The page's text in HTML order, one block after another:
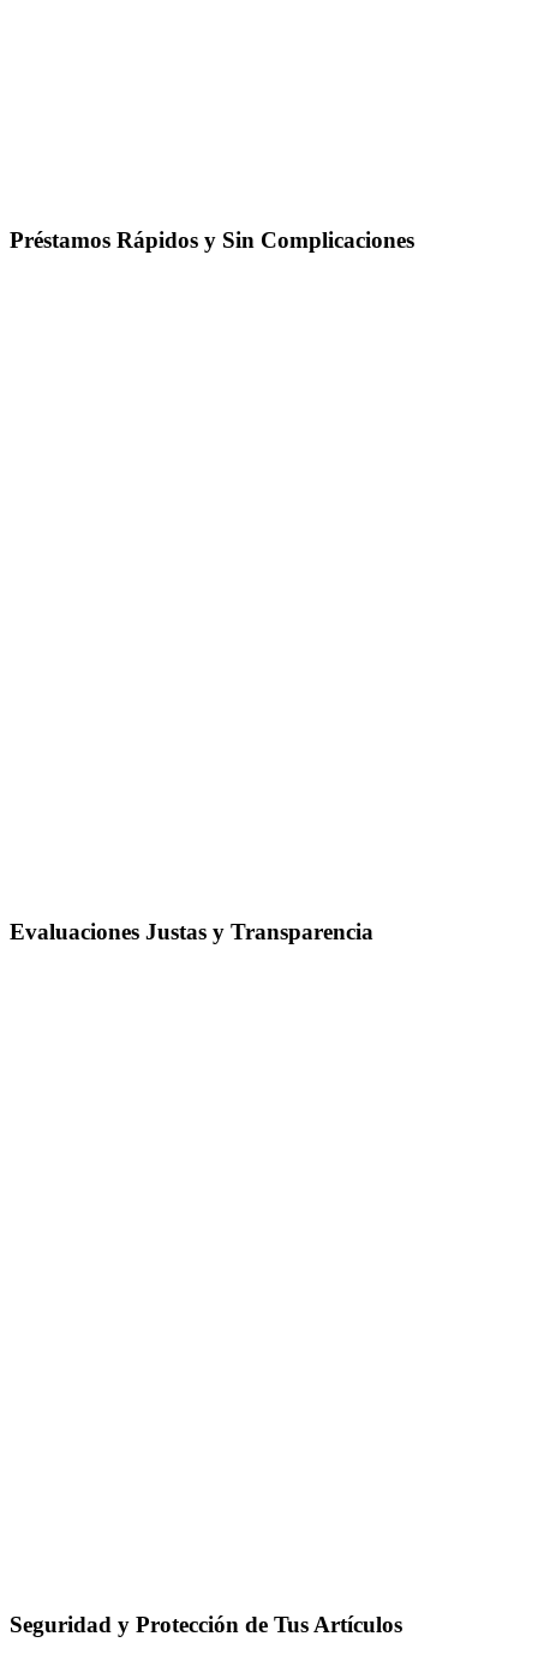
Préstamos Rápidos y Sin Complicaciones
Evaluaciones Justas y Transparencia
Seguridad y Protección de Tus Artículos